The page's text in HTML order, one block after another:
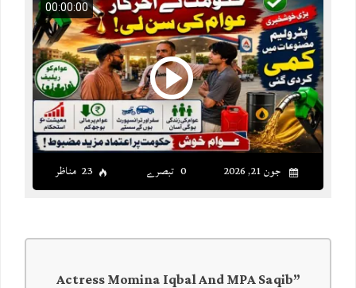
00:00:00
جون 21, 2026 0 تبصرے 23 مناظر
”
Actress Momina Iqbal And MPA Saqib